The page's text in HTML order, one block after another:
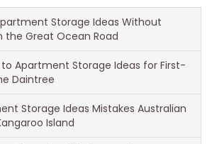
Storage Ideas Without
the Great Ocean Road
Apartment Storage Ideas for First-
Daintree
Storage Ideas Mistakes Australian
Island